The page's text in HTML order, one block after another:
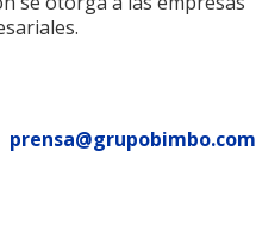
prensa@grupobimbo.com